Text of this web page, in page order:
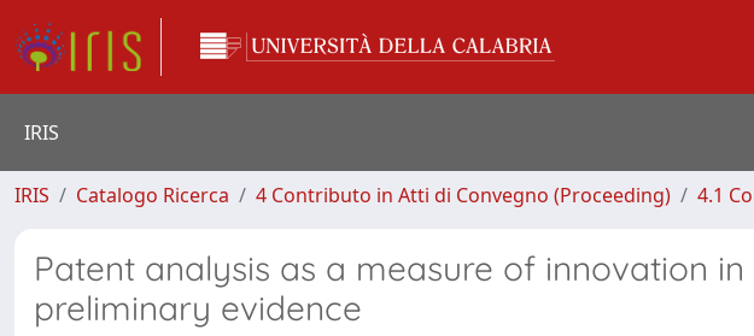
IRIS
IRIS Catalogo Ricerca 4 Contributo in Atti di Convegno (Proceeding) 4.1
Patent analysis as a measure of innovation
preliminary evidence